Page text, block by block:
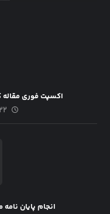
اکسپت فوری
۲۲ آذر ۱۴۰۴
انجام پایان